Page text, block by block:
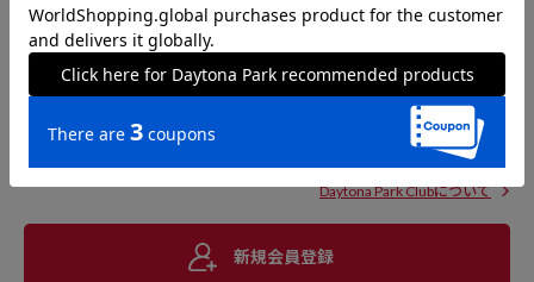
Daytona Park Clubについて
新規会員登録